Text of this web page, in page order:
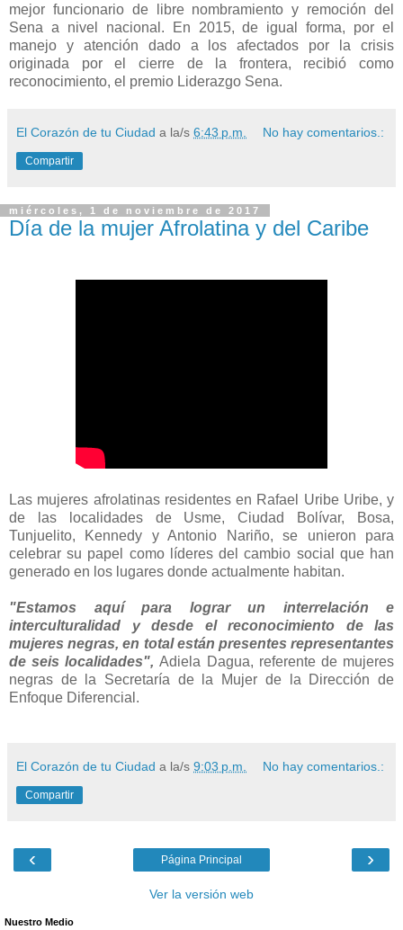
mejor funcionario de libre nombramiento y remoción del
Sena a nivel nacional. En 2015, de igual forma, por el
manejo y atención dado a los afectados por la crisis
originada por el cierre de la frontera, recibió como
reconocimiento, el premio Liderazgo Sena.
El Corazón de tu Ciudad a la/s 6:43 p.m. No hay comentarios.:
Compartir
miércoles, 1 de noviembre de 2017
Día de la mujer Afrolatina y del Caribe
Las mujeres afrolatinas residentes en Rafael Uribe Uribe, y
de las localidades de Usme, Ciudad Bolívar, Bosa,
Tunjuelito, Kennedy y Antonio Nariño, se unieron para
celebrar su papel como líderes del cambio social que han
generado en los lugares donde actualmente habitan.
"Estamos aquí para lograr un interrelación e
interculturalidad y desde el reconocimiento de las
mujeres negras, en total están presentes representantes
de seis localidades",Adiela Dagua, referente de mujeres
negras de la Secretaría de la Mujer de la Dirección de
Enfoque Diferencial.
El Corazón de tu Ciudad a la/s 9:03 p.m. No hay comentarios.:
Compartir
‹ ›
Página Principal
Ver la versión web
Nuestro Medio